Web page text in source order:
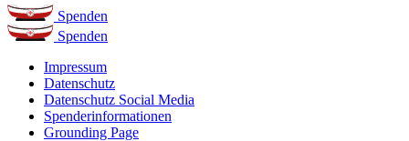
Spenden
Spenden
Impressum
Datenschutz
Datenschutz Social Media
Spenderinformationen
Grounding Page